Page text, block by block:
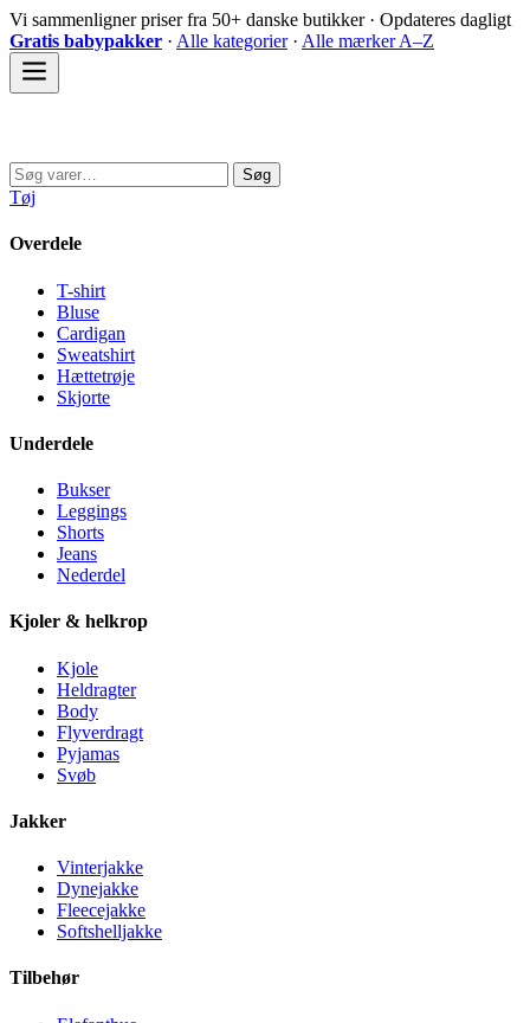
Spring
til
indhold
Vi sammenligner priser fra 50+ danske butikker · Opdateres dagligt
Gratis babypakker · Alle kategorier· Alle mærker A–Z
Søg
efter:
Søg
Tøj
Overdele
T-shirt
Bluse
Cardigan
Sweatshirt
Hættetrøje
Skjorte
Underdele
Bukser
Leggings
Shorts
Jeans
Nederdel
Kjoler & helkrop
Kjole
Heldragter
Body
Flyverdragt
Pyjamas
Svøb
Jakker
Vinterjakke
Dynejakke
Fleecejakke
Softshelljakke
Tilbehør